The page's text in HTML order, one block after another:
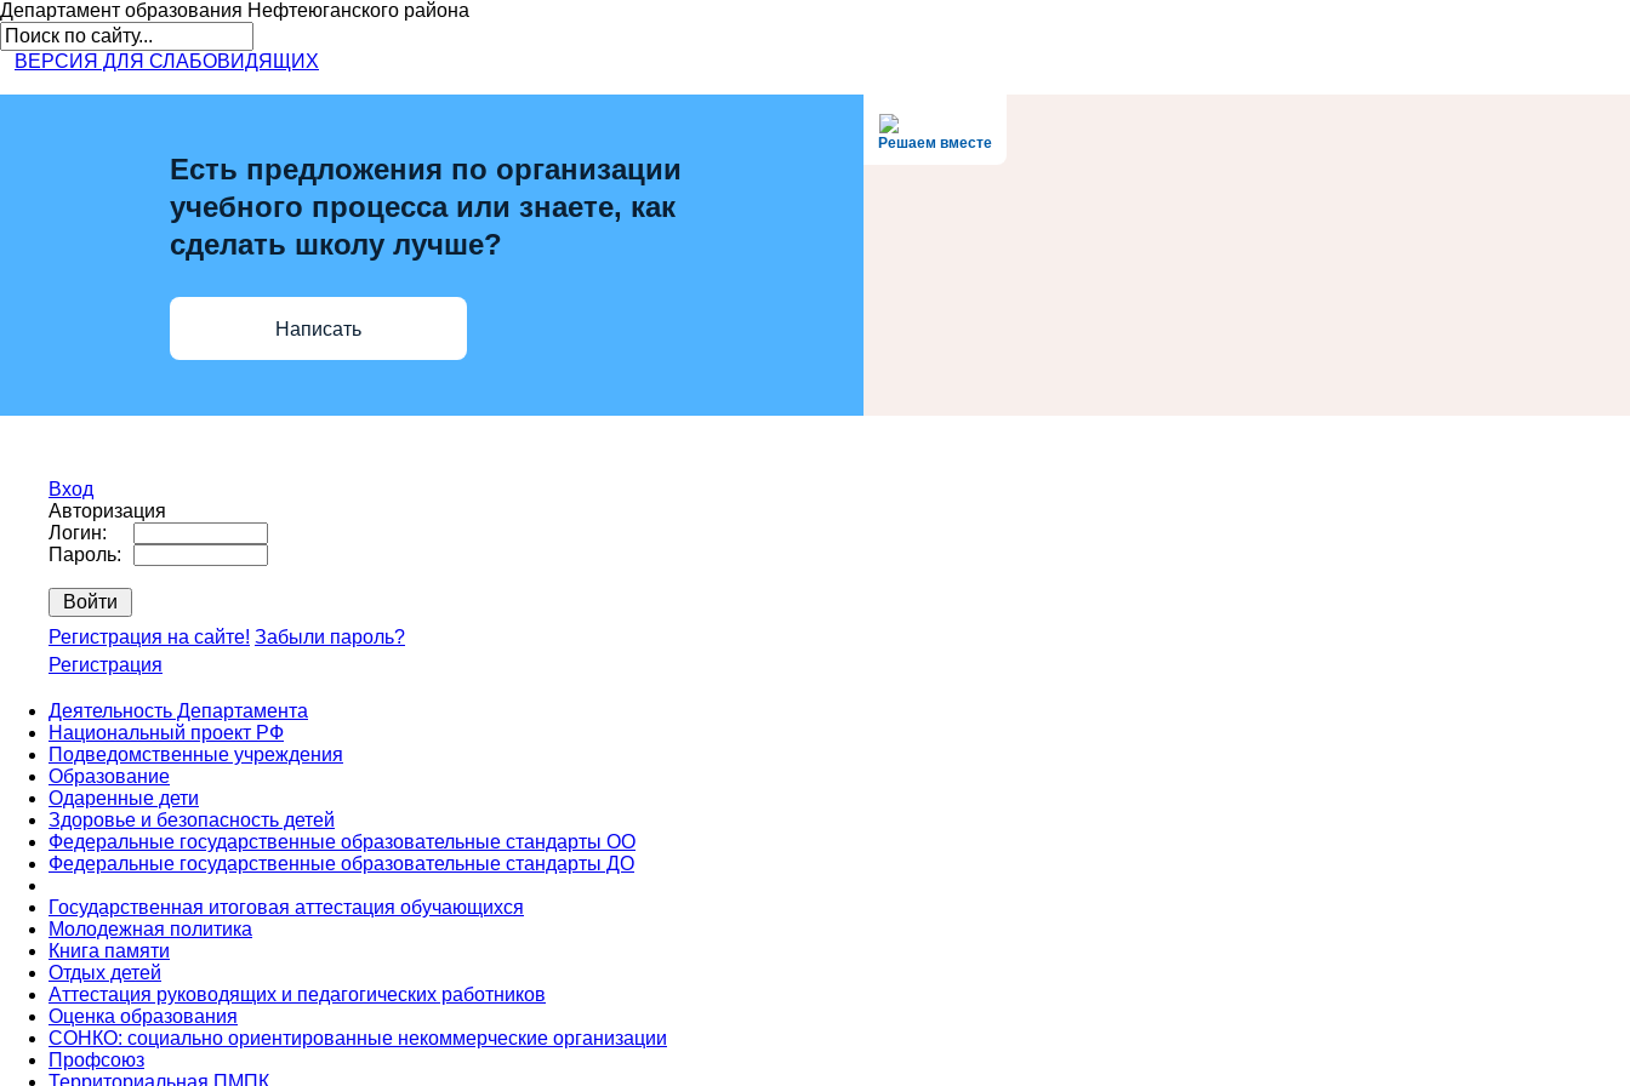
Департамент образования Нефтеюганского района
ВЕРСИЯ ДЛЯ СЛАБОВИДЯЩИХ
Решаем вместе
Есть предложения по организации
учебного процесса или знаете, как
сделать школу лучше?
Написать
Вход
Авторизация
Логин:
Пароль:
Регистрация на сайте! Забыли пароль?
Регистрация
Деятельность Департамента
Национальный проект РФ
Подведомственные учреждения
Образование
Одаренные дети
Здоровье и безопасность детей
Федеральные государственные образовательные стандарты ОО
Федеральные государственные образовательные стандарты ДО
Государственная итоговая аттестация обучающихся
Молодежная политика
Книга памяти
Отдых детей
Аттестация руководящих и педагогических работников
Оценка образования
СОНКО: социально ориентированные некоммерческие организации
Профсоюз
Территориальная ПМПК